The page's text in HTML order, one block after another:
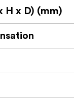
H x D) (mm)